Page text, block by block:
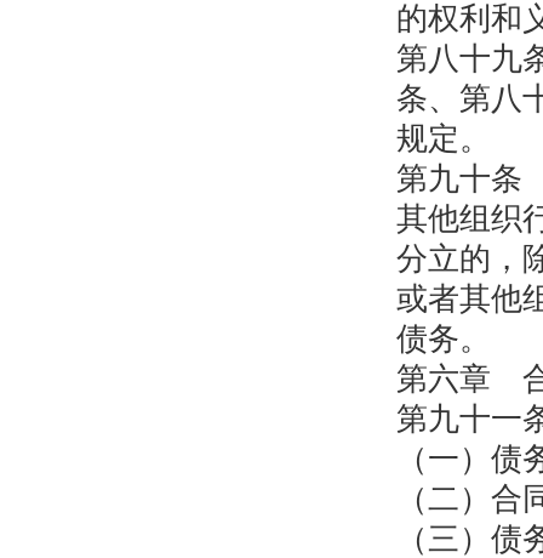
的权利和
第八十九
条、第八
规定。
第九十条
其他组织
分立的，
或者其他
债务。
第六章
第九十一
（一）
（二）
（三）